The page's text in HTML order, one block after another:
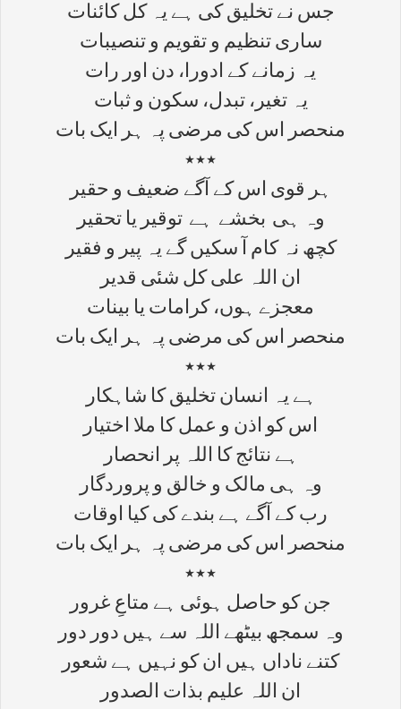
جس نے تخلیق کی ہے یہ کل کائنات
ساری تنظیم و تقویم و تنصیبات
یہ زمانے کے ادورا، دن اور رات
یہ تغیر، تبدل، سکون و ثبات
منحصر اس کی مرضی پہ ہر ایک بات
٭٭٭
ہر قوی اس کے آگے ضعیف و حقیر
وہ ہی بخشے ہے توقیر یا تحقیر
کچھ نہ کام آ سکیں گے یہ پیر و فقیر
ان اللہ علی کل شئی قدیر
معجزے ہوں، کرامات یا بینات
منحصر اس کی مرضی پہ ہر ایک بات
٭٭٭
ہے یہ انسان تخلیق کا شاہکار
اس کو اذن و عمل کا ملا اختیار
ہے نتائج کا اللہ پر انحصار
وہ ہی مالک و خالق و پروردگار
رب کے آگے ہے بندے کی کیا اوقات
منحصر اس کی مرضی پہ ہر ایک بات
٭٭٭
جن کو حاصل ہوئی ہے متاعِ غرور
وہ سمجھ بیٹھے اللہ سے ہیں دور دور
کتنے ناداں ہیں ان کو نہیں ہے شعور
ان اللہ علیم بذات الصدور